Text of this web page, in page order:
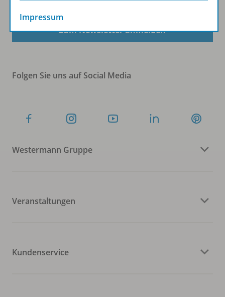
Zum Newsletter anmelden
Folgen Sie uns auf Social Media
Westermann Gruppe
Veranstaltungen
Kundenservice
Impressum